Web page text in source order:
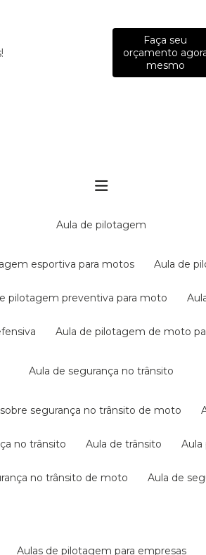
Faça seu
orçamento
mesmo
aula de pilotagem
esportiva para motos aula de
pilotagem preventiva para moto
aula de pilotagem de moto
aula de segurança no trânsito
sobre segurança no trânsito de moto
no trânsito aula de trânsito
no trânsito de moto aula de
aulas de pilotagem para empresas